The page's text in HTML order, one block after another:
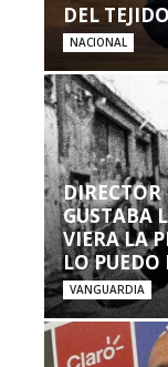
DEL
NACIONAL
GUSTABA
VIERA LA
LO PUEDO
VANGUARDIA